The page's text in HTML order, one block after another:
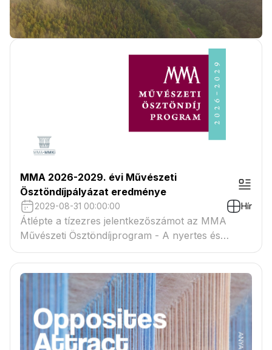
MMA 2026-2029. évi Művészeti
Ösztöndíjpályázat eredménye
2029-08-31 00:00:00 Hír
Átlépte a tízezres jelentkezőszámot az MMA
Művészeti Ösztöndíjprogram - A nyertes és
tartaléklistás pályázók névsora megtekinthető a
csatolmányban